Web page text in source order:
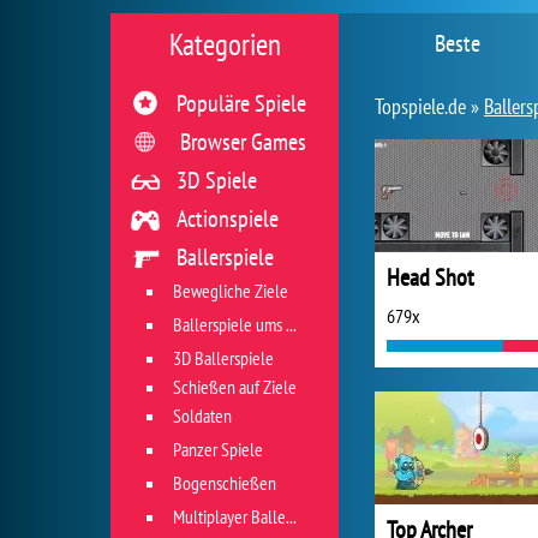
Beste
Topspiele.de »
Head Shot
679x
Top Archer
Kategorien
Populäre Spiele
Browser Games
3D Spiele
Actionspiele
Ballerspiele
Bewegliche Ziele
Ballerspiele ums Überleben
3D Ballerspiele
Schießen auf Ziele
Soldaten
Panzer Spiele
Bogenschießen
Multiplayer Ballerspiele